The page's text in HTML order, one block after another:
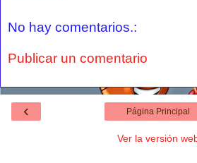
No hay comentarios.:
Publicar un comentario
‹ Página Principal
Ver la versión